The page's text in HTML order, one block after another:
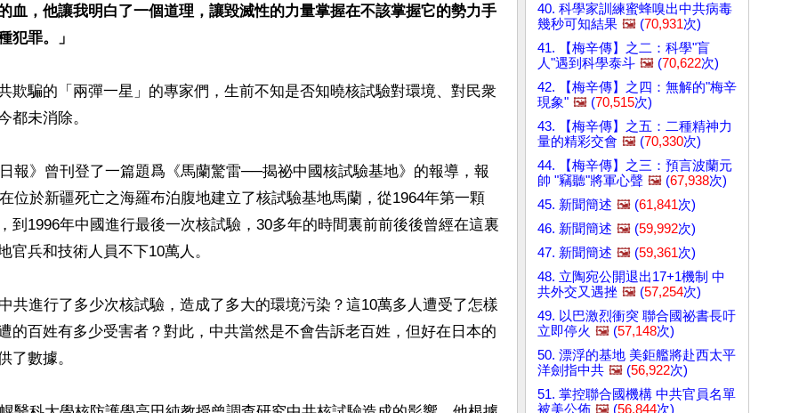
血，他讓我明白了一個道理，讓毀滅性的力量掌握在不該掌握它的勢力手
犯罪。」
欺騙的「兩彈一星」的專家們，生前不知是否知曉核試驗對環境、對民衆
都未消除。
報》曾刊登了一篇題爲《馬蘭驚雷──揭祕中國核試驗基地》的報導，報
位於新疆死亡之海羅布泊腹地建立了核試驗基地馬蘭，從1964年第一顆
到1996年中國進行最後一次核試驗，30多年的時間裏前前後後曾經在這裏
官兵和技術人員不下10萬人。
共進行了多少次核試驗，造成了多大的環境污染？這10萬多人遭受了怎樣
的百姓有多少受害者？對此，中共當然是不會告訴老百姓，但好在日本的
了數據。
40. 科學家訓練蜜蜂嗅出中共病毒
幾秒可知結果 🖼️ (70,931次)
41. 【梅辛傳】之二：科學"盲
人"遇到科學泰斗 🖼️ (70,622次)
42. 【梅辛傳】之四：無解的"梅辛
現象" 🖼️ (70,515次)
43. 【梅辛傳】之五：二種精神力
量的精彩交會 🖼️ (70,330次)
44. 【梅辛傳】之三：預言波蘭元
帥 "竊聽"將軍心聲 🖼️ (67,938次)
45. 新聞簡述 🖼️ (61,841次)
46. 新聞簡述 🖼️ (59,992次)
47. 新聞簡述 🖼️ (59,361次)
48. 立陶宛公開退出17+1機制 中
共外交又遇挫 🖼️ (57,254次)
49. 以巴激烈衝突 聯合國祕書長吁
立即停火 🖼️ (57,148次)
50. 漂浮的基地 美鉅艦將赴西太平
洋劍指中共 🖼️ (56,922次)
51. 掌控聯合國機構 中共官員名單
被美公佈 🖼️ (56,844次)